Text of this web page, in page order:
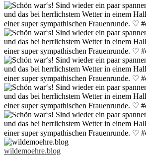
wildemoehre.blog